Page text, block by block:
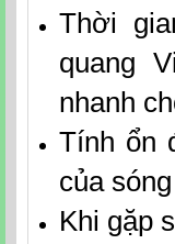
Thời
quang
nhanh
Tính ổn
của
Khi gặp